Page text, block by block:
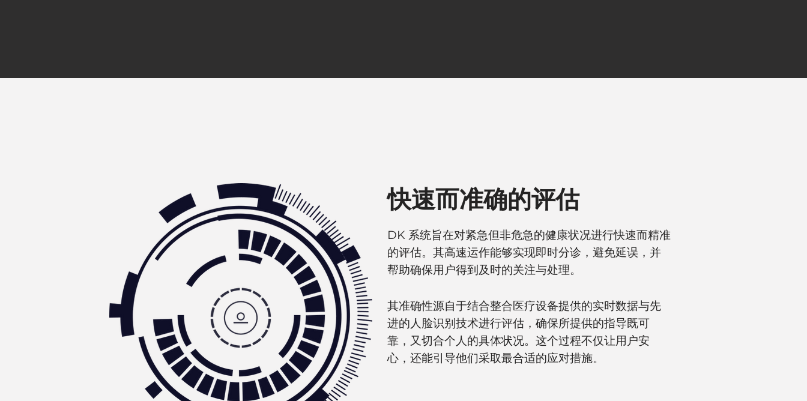
快速而准确的评估
DK 系统旨在对紧急但非危急的健康状况进行快速而精准
的评估。其高速运作能够实现即时分诊，避免延误，并
帮助确保用户得到及时的关注与处理。
其准确性源自于结合整合医疗设备提供的实时数据与先
进的人脸识别技术进行评估，确保所提供的指导既可
靠，又切合个人的具体状况。这个过程不仅让用户安
心，还能引导他们采取最合适的应对措施。